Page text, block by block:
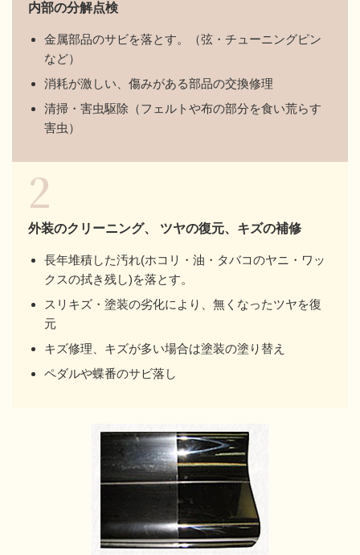
内部の分解点検
金属部品のサビを落とす。（弦・チューニングピン
など）
消耗が激しい、傷みがある部品の交換修理
清掃・害虫駆除（フェルトや布の部分を食い荒らす
害虫）
2
外装のクリーニング、 ツヤの復元、キズの補修
長年堆積した汚れ(ホコリ・油・タバコのヤニ・ワッ
クスの拭き残し)を落とす。
スリキズ・塗装の劣化により、無くなったツヤを復
元
キズ修理、キズが多い場合は塗装の塗り替え
ペダルや蝶番のサビ落し